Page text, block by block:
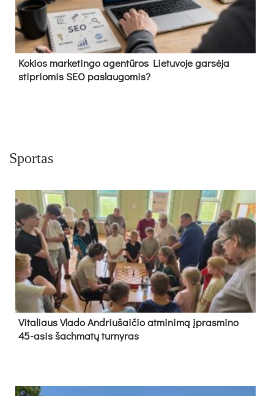
Kokios marketingo agentūros Lietuvoje garsėja
stipriomis SEO paslaugomis?
Sportas
Vi­ta­liaus Vla­do And­riu­šai­čio at­mi­ni­mą įpras­mi­no
45-asis šach­ma­tų tur­ny­ras